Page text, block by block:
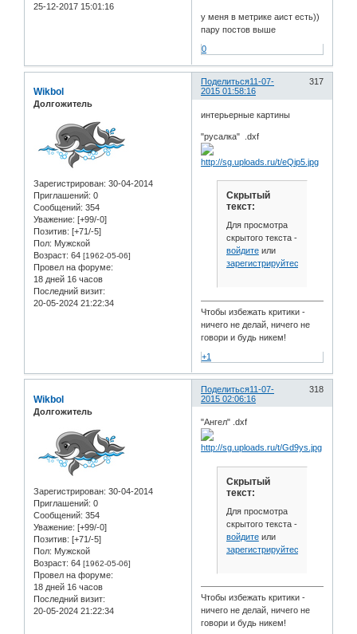
25-12-2017 15:01:16
у меня в метрике аист есть))
пару постов выше
0
Поделиться 317
11-07-
2015 01:58:16
Wikbol
Долгожитель
Зарегистрирован: 30-04-2014
Приглашений: 0
Сообщений: 354
Уважение: [+99/-0]
Позитив: [+71/-5]
Пол: Мужской
Возраст: 64 [1962-05-06]
Провел на форуме:
18 дней 16 часов
Последний визит:
20-05-2024 21:22:34
интерьерные картины
"русалка" .dxf
Скрытый
текст:
Для просмотра
скрытого текста -
войдитеили
зарегистрируйтесь
Чтобы избежать критики -
ничего не делай, ничего не
говори и будь никем!
+1
Поделиться 318
11-07-
2015 02:06:16
Wikbol
Долгожитель
Зарегистрирован: 30-04-2014
Приглашений: 0
Сообщений: 354
Уважение: [+99/-0]
Позитив: [+71/-5]
Пол: Мужской
Возраст: 64 [1962-05-06]
Провел на форуме:
18 дней 16 часов
Последний визит:
20-05-2024 21:22:34
"Ангел" .dxf
Скрытый
текст:
Для просмотра
скрытого текста -
войдитеили
зарегистрируйтесь
Чтобы избежать критики -
ничего не делай, ничего не
говори и будь никем!